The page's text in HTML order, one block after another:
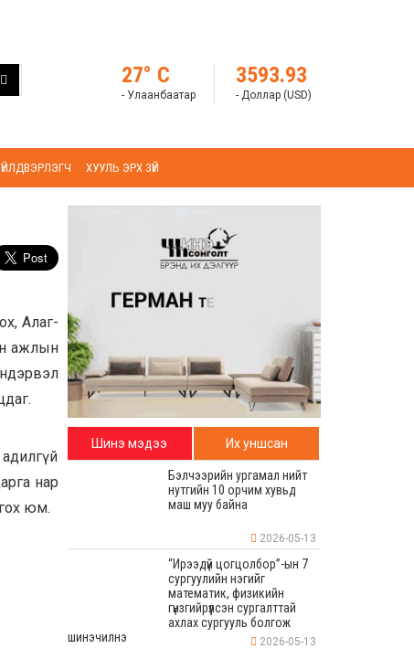
27° C
- Улаанбаатар
3593.93
- Доллар (USD)
ХУУЛЬ ЭРХ ЗҮЙ
Алаг-
ажлын
нар
юм.
Шинэ мэдээ Их уншсан
Бэлчээрийн ургамал нийт
нутгийн 10 орчим хувьд
маш муу байна
2026-05-13
“Ирээдүй цогцолбор”-ын 7
сургуулийн нэгийг
математик, физикийн
гүнзгийрүүлсэн сургалттай
ахлах сургууль болгож
шинэчилнэ
2026-05-13